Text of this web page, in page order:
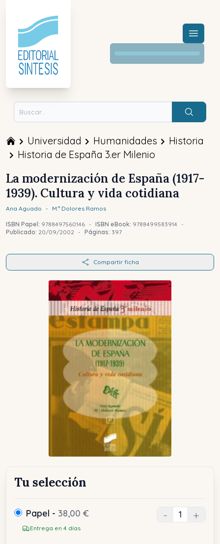
Menú
Buscar
Universidad Humanidades
Historia
Historia de España 3.er Milenio
La modernización de España (1917-
1939). Cultura y vida cotidiana
Ana Aguado - M.ª Dolores Ramos
ISBN Papel: 9788497560146 - ISBN eBook: 9788499583914
-
Publicado: 20/09/2002 - Páginas: 397
Compartir ficha
Tu selección
Papel - 38,00 €
Entrega en 4 días
- +